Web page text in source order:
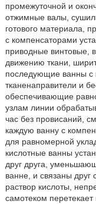
промежуточной и
отжимные валы,
готового материала,
с компенсаторами
приводные винтовые,
движению ткани,
последующие ванны с
тканенаправители и
обеспечивающие
узлам линии
час без провисаний,
каждую ванну с
для равномерной
кислотные ванны
друг друга,
ванне, и связаны друг
раствор кислоты,
самотеком